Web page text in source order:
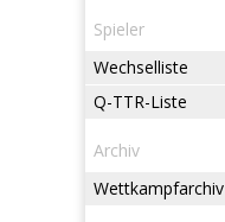
Spieler
Wechselliste
Q-TTR-Liste
Archiv
Wettkampfarchiv